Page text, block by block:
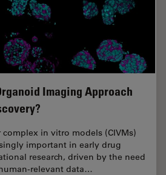
Imaging Approach
in vitro models (CIVMs)
important in early drug
research, driven by the need
relevant data…